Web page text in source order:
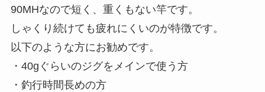
90MHなので短く、重くもない竿です。
しゃくり続けても疲れにくいのが特徴です。
以下のような方にお勧めです。
・40gぐらいのジグをメインで使う方
・釣行時間長めの方